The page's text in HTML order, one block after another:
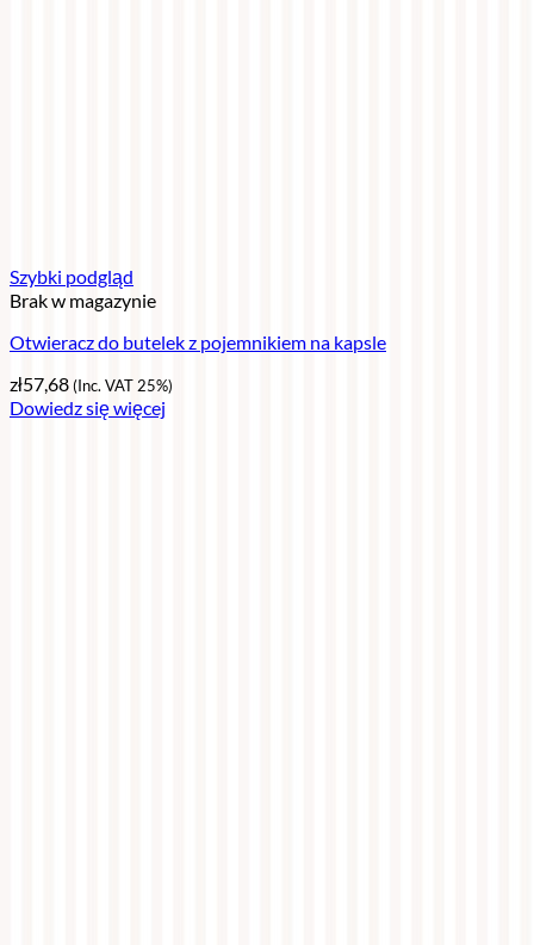
Szybki podgląd
Brak w magazynie
Otwieracz do butelek z pojemnikiem na kapsle
zł57,68(Inc. VAT 25%)
Dowiedz się więcej